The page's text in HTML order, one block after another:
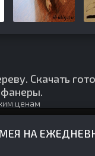
Скачать
фанеры.
ценам
НА